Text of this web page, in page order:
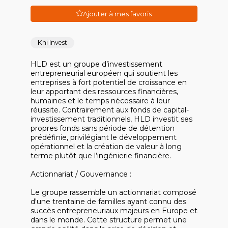
Ajouter à mes favoris
Khi Invest
HLD est un groupe d’investissement
entrepreneurial européen qui soutient les
entreprises à fort potentiel de croissance en
leur apportant des ressources financières,
humaines et le temps nécessaire à leur
réussite. Contrairement aux fonds de capital-
investissement traditionnels, HLD investit ses
propres fonds sans période de détention
prédéfinie, privilégiant le développement
opérationnel et la création de valeur à long
terme plutôt que l’ingénierie financière.
Actionnariat / Gouvernance :
Le groupe rassemble un actionnariat composé
d'une trentaine de familles ayant connu des
succès entrepreneuriaux majeurs en Europe et
dans le monde. Cette structure permet une